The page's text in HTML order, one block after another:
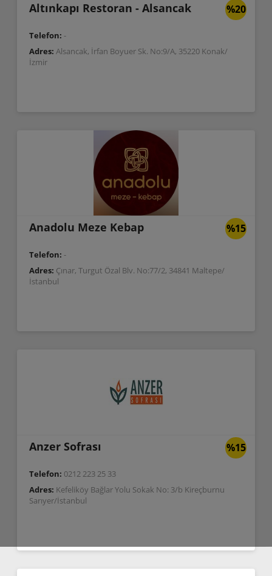
%20
Altınkapı Restoran - Alsancak
Telefon: -
Adres: Alsancak, İrfan Boyuer Sk. No:9/A, 35220 Konak/
İzmir
%15
Anadolu Meze Kebap
Telefon: -
Adres: Çınar, Turgut Özal Blv. No:77/2, 34841 Maltepe/
İstanbul
%15
Anzer Sofrası
Telefon: 0212 223 25 33
Adres: Kefeliköy Bağlar Yolu Sokak No: 3/b Kireçburnu
Sarıyer/İstanbul